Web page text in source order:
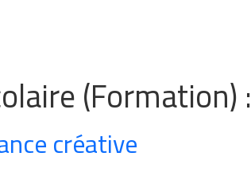
(Formation) :
créative